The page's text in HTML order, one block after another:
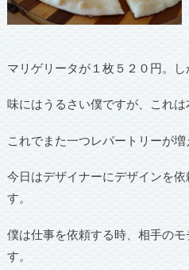
マリゲリータが１枚５２０円。し
味にはうるさい僕ですが、これは
これでまた一つレパートリーが増
今日はデザイナーにデザインを
す。
僕は仕事を依頼する時、相手の
す。